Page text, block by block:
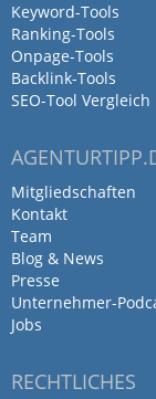
🙏
Danke an
von Sandra
der
Keyword-Tools
Ranking-Tools
Onpage-Tools
Backlink-Tools
SEO-Tool Vergleich
Mitgliedschaften
Kontakt
Team
Blog & News
Presse
Unternehmer-
Jobs
RECHTLICHES